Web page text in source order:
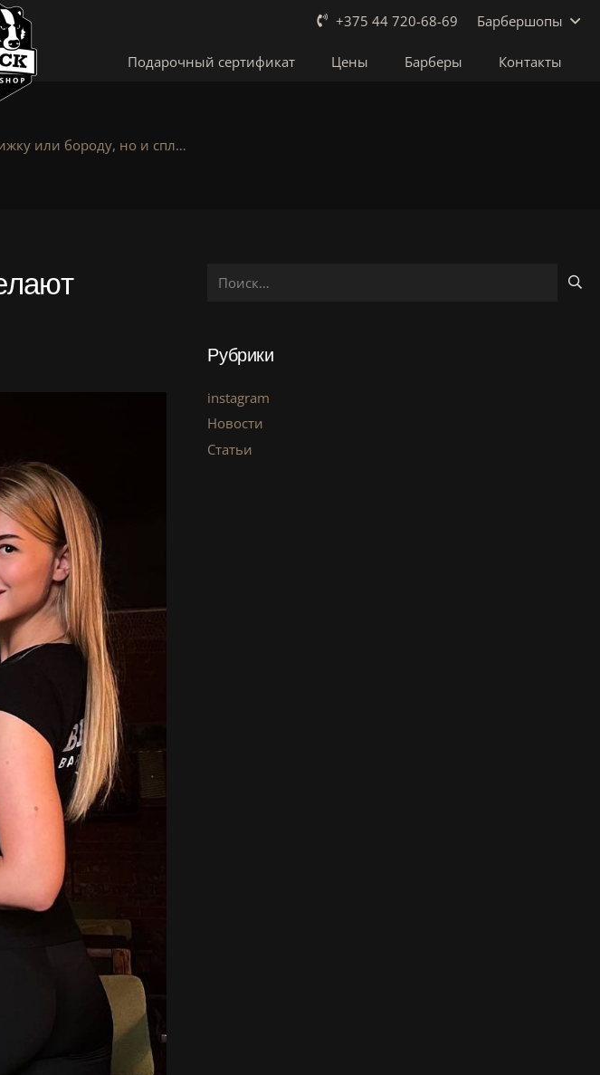
+375 44 720-68-69 Барбершопы
Подарочный сертификат Цены Барберы Контакты
или бороду, но и спл…
Рубрики
instagram
Новости
Статьи